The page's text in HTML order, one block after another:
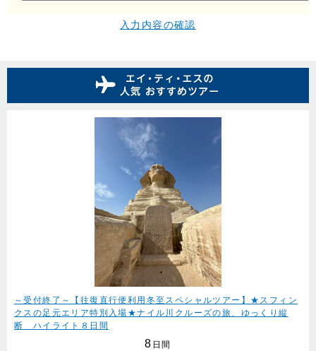
入力内容の確認
～受付終了～【往復直行便利用冬至スペシャルツアー】★スフィン
クスの足元エリア特別入場★ナイル川クルーズの旅、ゆっくり縦
断 ハイライト８日間
8 日間